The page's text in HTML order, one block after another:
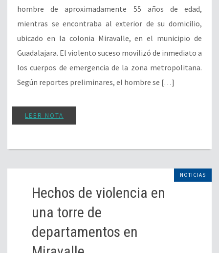
hombre de aproximadamente 55 años de edad,
mientras se encontraba al exterior de su domicilio,
ubicado en la colonia Miravalle, en el municipio de
Guadalajara. El violento suceso movilizó de inmediato a
los cuerpos de emergencia de la zona metropolitana.
Según reportes preliminares, el hombre se […]
LEER NOTA
NOTICIAS
Hechos de violencia en
una torre de
departamentos en